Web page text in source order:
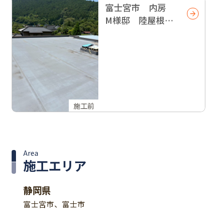
施工前
富士宮市 内房
M様邸 陸屋根ト
施工エリア
Area
静岡県
富士宮市、富士市